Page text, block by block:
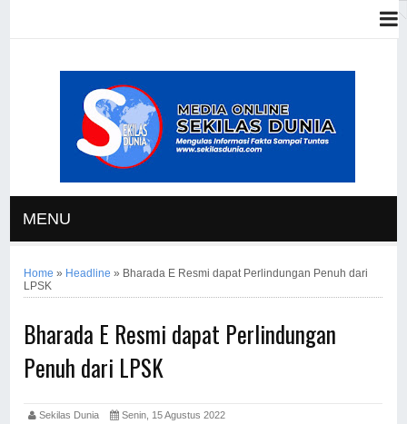
MENU
Home » Headline » Bharada E Resmi dapat Perlindungan Penuh dari
LPSK
Bharada E Resmi dapat Perlindungan
Penuh dari LPSK
Sekilas Dunia Senin, 15 Agustus 2022